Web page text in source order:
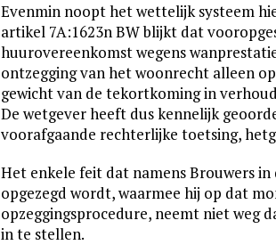
Evenmin noopt het wettelijk systeem
artikel 7A:1623n BW blijkt dat
huurovereenkomst wegens
ontzegging van het woonrecht alleen
gewicht van de tekortkoming in
De wetgever heeft dus kennelijk
voorafgaande rechterlijke toetsing,
Het enkele feit dat namens Brouwers
opgezegd wordt, waarmee hij op dat
opzeggingsprocedure, neemt niet weg
in te stellen.